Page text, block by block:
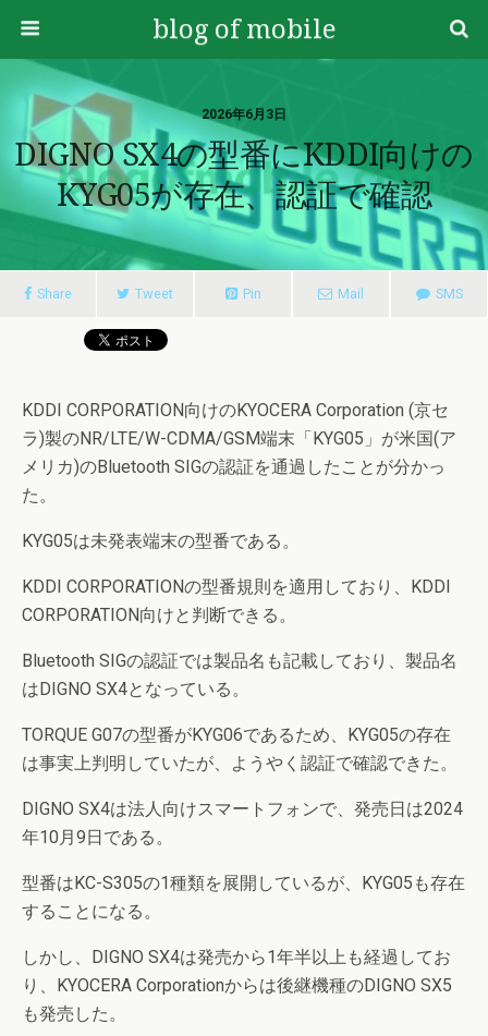
blog of mobile
2026年6月3日
DIGNO SX4の型番にKDDI向けの
KYG05が存在、認証で確認
Share Tweet Pin Mail SMS
KDDI CORPORATION向けのKYOCERA Corporation (京セ
ラ)製のNR/LTE/W-CDMA/GSM端末「KYG05」が米国(ア
メリカ)のBluetooth SIGの認証を通過したことが分かっ
た。
KYG05は未発表端末の型番である。
KDDI CORPORATIONの型番規則を適用しており、KDDI
CORPORATION向けと判断できる。
Bluetooth SIGの認証では製品名も記載しており、製品名
はDIGNO SX4となっている。
TORQUE G07の型番がKYG06であるため、KYG05の存在
は事実上判明していたが、ようやく認証で確認できた。
DIGNO SX4は法人向けスマートフォンで、発売日は2024
年10月9日である。
型番はKC-S305の1種類を展開しているが、KYG05も存在
することになる。
しかし、DIGNO SX4は発売から1年半以上も経過してお
り、KYOCERA Corporationからは後継機種のDIGNO SX5
も発売した。